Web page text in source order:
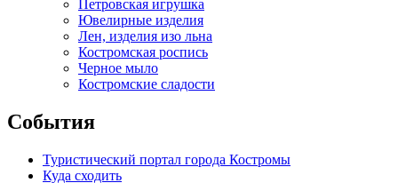
Петровская игрушка
Ювелирные изделия
Лен, изделия изо льна
Костромская роспись
Черное мыло
Костромские сладости
События
Туристический портал города Костромы
Куда сходить